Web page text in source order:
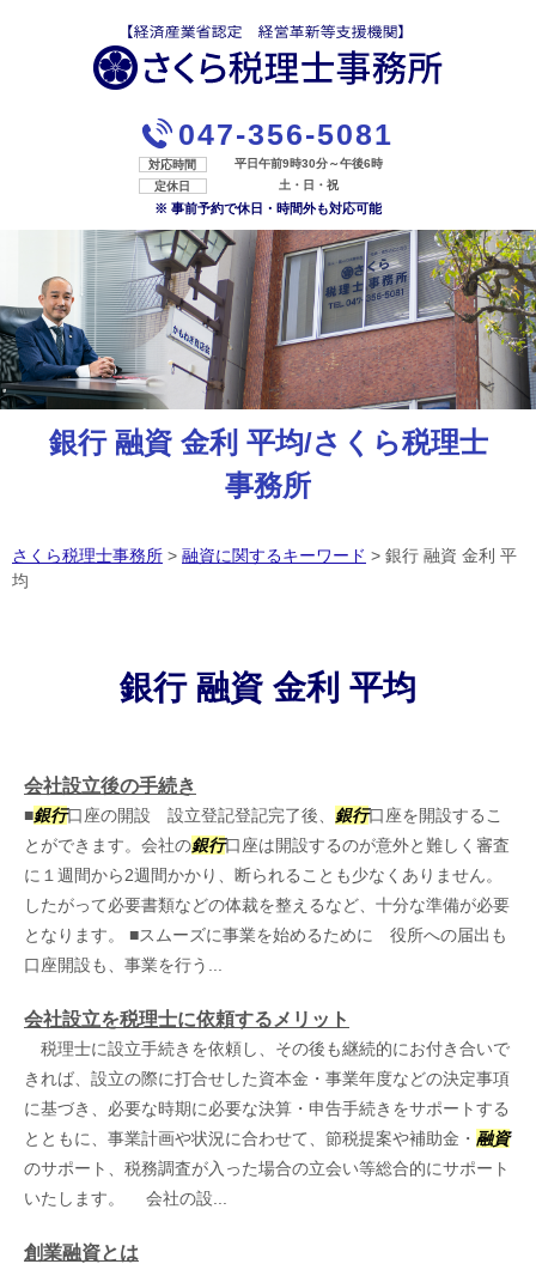
047-356-5081
対応時間
平日午前9時30分～午後6時
定休日
土・日・祝
※ 事前予約で休日・時間外も対応可能
銀行 融資 金利 平均/さくら税理士
事務所
さくら税理士事務所 > 融資に関するキーワード > 銀行 融資 金利 平
均
銀行 融資 金利 平均
会社設立後の手続き
■銀行口座の開設 設立登記登記完了後、 銀行口座を開設するこ
とができます。会社の銀行口座は開設するのが意外と難しく審査
に１週間から2週間かかり、断られることも少なくありません。
したがって必要書類などの体裁を整えるなど、十分な準備が必要
となります。 ■スムーズに事業を始めるために 役所への届出も
口座開設も、事業を行う...
会社設立を税理士に依頼するメリット
税理士に設立手続きを依頼し、その後も継続的にお付き合いで
きれば、設立の際に打合せした資本金・事業年度などの決定事項
に基づき、必要な時期に必要な決算・申告手続きをサポートする
とともに、事業計画や状況に合わせて、節税提案や補助金・ 融資
のサポート、税務調査が入った場合の立会い等総合的にサポート
いたします。 会社の設...
創業融資とは